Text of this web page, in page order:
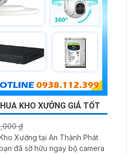
KHO XƯỞNG GIÁ TỐT
₫
Xưởng tại An Thành Phát
đã sỡ hữu ngay bộ camera